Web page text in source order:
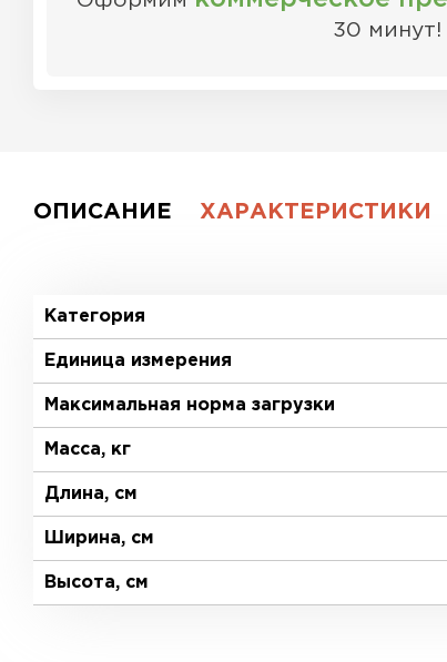
30 минут!
ОПИСАНИЕ ХАРАКТЕРИСТИКИ
Категория
Единица измерения
Максимальная норма загрузки
Масса, кг
Длина, см
Ширина, см
Высота, см